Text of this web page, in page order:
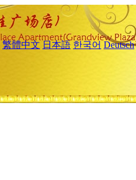
繁體中文 日本語 한국어 Deutsch